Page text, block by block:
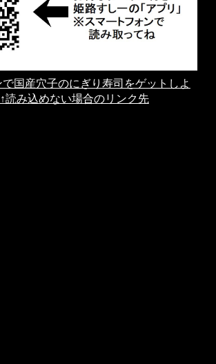
国産穴子のにぎり寿司をゲットしよ
読み込めない場合のリンク先